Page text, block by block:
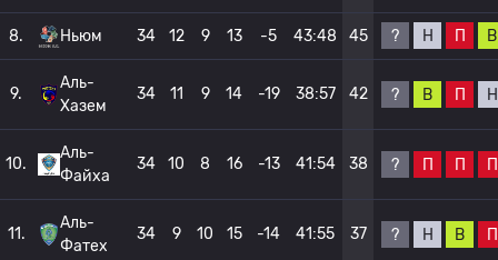
8. Ньюм 34 12 9 13 -5 43:48 45 ? Н П В
9.
Аль-
Хазем
34 11 9 14 -19 38:57 42 ? В П Н
10.
Аль-
Файха
34 10 8 16 -13 41:54 38 ? П П П
11.
Аль-
Фатех
34 9 10 15 -14 41:55 37 ? Н В П